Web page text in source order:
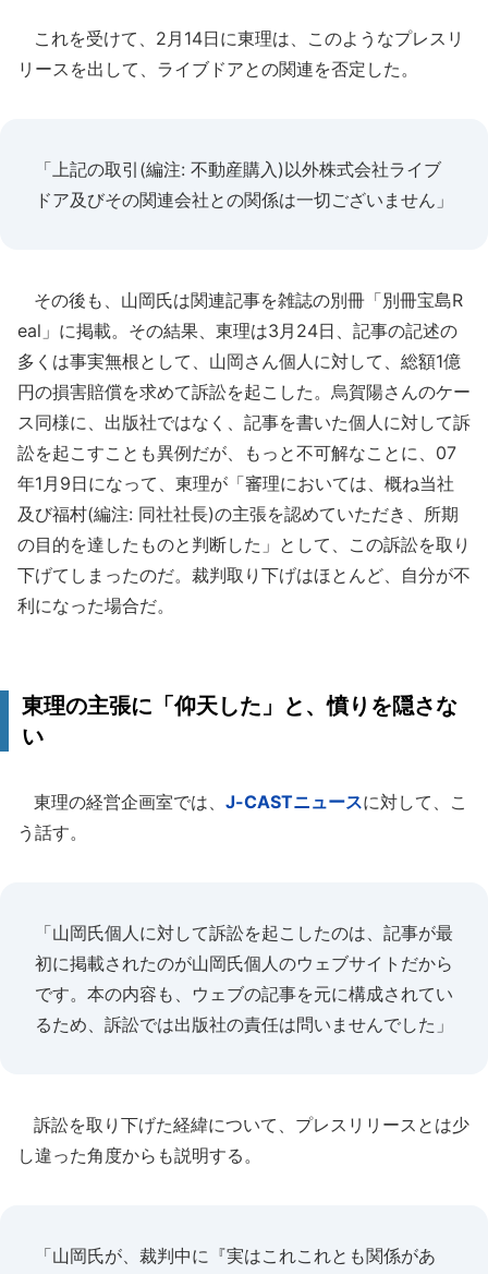
これを受けて、2月14日に東理は、このようなプレスリ
リースを出して、ライブドアとの関連を否定した。
「上記の取引(編注: 不動産購入)以外株式会社ライブ
ドア及びその関連会社との関係は一切ございません」
その後も、山岡氏は関連記事を雑誌の別冊「別冊宝島R
eal」に掲載。その結果、東理は3月24日、記事の記述の
多くは事実無根として、山岡さん個人に対して、総額1億
円の損害賠償を求めて訴訟を起こした。烏賀陽さんのケー
ス同様に、出版社ではなく、記事を書いた個人に対して訴
訟を起こすことも異例だが、もっと不可解なことに、07
年1月9日になって、東理が「審理においては、概ね当社
及び福村(編注: 同社社長)の主張を認めていただき、所期
の目的を達したものと判断した」として、この訴訟を取り
下げてしまったのだ。裁判取り下げはほとんど、自分が不
利になった場合だ。
東理の主張に「仰天した」と、憤りを隠さな
い
東理の経営企画室では、 J-CASTニュースに対して、こ
う話す。
「山岡氏個人に対して訴訟を起こしたのは、記事が最
初に掲載されたのが山岡氏個人のウェブサイトだから
です。本の内容も、ウェブの記事を元に構成されてい
るため、訴訟では出版社の責任は問いませんでした」
訴訟を取り下げた経緯について、プレスリリースとは少
し違った角度からも説明する。
「山岡氏が、裁判中に『実はこれこれとも関係があ